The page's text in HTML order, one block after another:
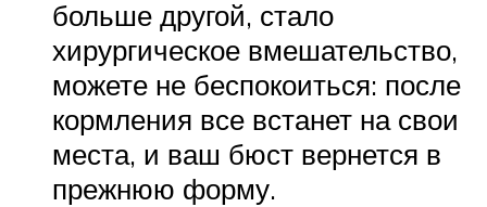
больше другой, стало
хирургическое вмешательство,
можете не беспокоиться: после
кормления все встанет на свои
места, и ваш бюст вернется в
прежнюю форму.